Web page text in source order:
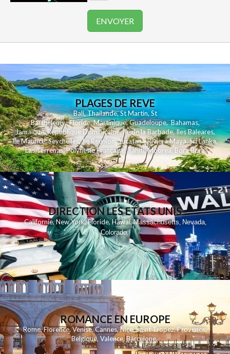
PLAGES DE REVE
Bali,Thailande,St Martin,St
Barthelemy,Floride,Martinique,Guadeloupe,Bahamas,
Jamaique,Republique Dominicaine,Ile de la Barbade,Iles Baleares,
Ile Maurice,Seychelles,Ile Reunion,Yucatan - Riviera Maya,Sri Lanka,
Las Terrenas,Polynesie Française,Tahiti,Moorea, Bora Bora
DIRECTION LES ETATS UNIS
Californie,New York,Floride,Hawai,Massachusetts, Nevada,
Colorado,
ROMANCE EN EUROPE
Rome,Florence,Venise,Cannes,Nice,Saint Tropez,Provence,
Belgique,Valence,Barcelone,